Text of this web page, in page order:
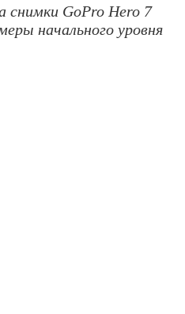
снимки GoPro Hero 7
начального уровня